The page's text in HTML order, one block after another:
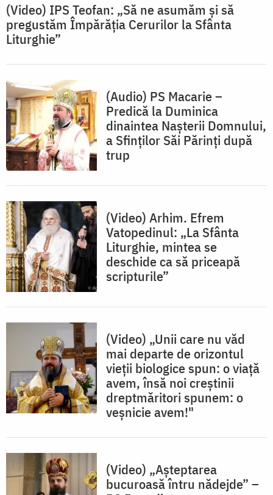
(Video) IPS Teofan: „Să ne asumăm și să
pregustăm Împărăția Cerurilor la Sfânta
Liturghie”
(Audio) PS Macarie –
Predică la Duminica
dinaintea Nașterii Domnului,
a Sfinților Săi Părinți după
trup
(Video) Arhim. Efrem
Vatopedinul: „La Sfânta
Liturghie, mintea se
deschide ca să priceapă
scripturile”
(Video) „Unii care nu văd
mai departe de orizontul
vieții biologice spun: o viață
avem, însă noi creștinii
dreptmăritori spunem: o
veșnicie avem!"
(Video) „Așteptarea
bucuroasă întru nădejde” –